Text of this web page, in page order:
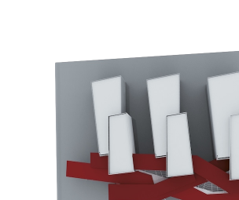
AGGIUNGI AL CARRELLO